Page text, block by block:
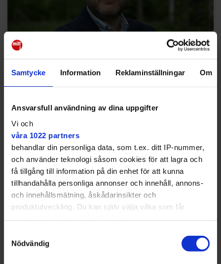
Samtycke Information Reklaminställningar Om
Ansvarsfull användning av dina uppgifter
Vi och
våra 1022 partners
behandlar din personliga data, som t.ex. ditt IP-nummer,
och använder teknologi såsom cookies för att lagra och
få tillgång till information på din enhet för att kunna
tillhandahålla personliga annonser och innehåll, annons-
och innehållsmätning, åskådarinsikter och
produktutveckling. Du kan själv välja vilka som får
Med din tillåtelse skulle vi även vilja:
Nödvändig
Den 25 augusti har kommunen bjudit in till ett möte med aktörer som jobbar för stoppa dumpningen, berättar Carl Kangas (S) kommunstyrelsens ordförande i Värmdö.
– Vi är starkt kritiska till planerna att använda
omoderna metoder i ett redan sargat inre hav. Man
bygger inte en hållbar stadsdel genom att dumpa
förorenade massor efter flera decenniers industri, i
vår skärgård, säger Carl Kangas (S),
kommunstyrelsens ordförande.
Man bygger inte en hållbar